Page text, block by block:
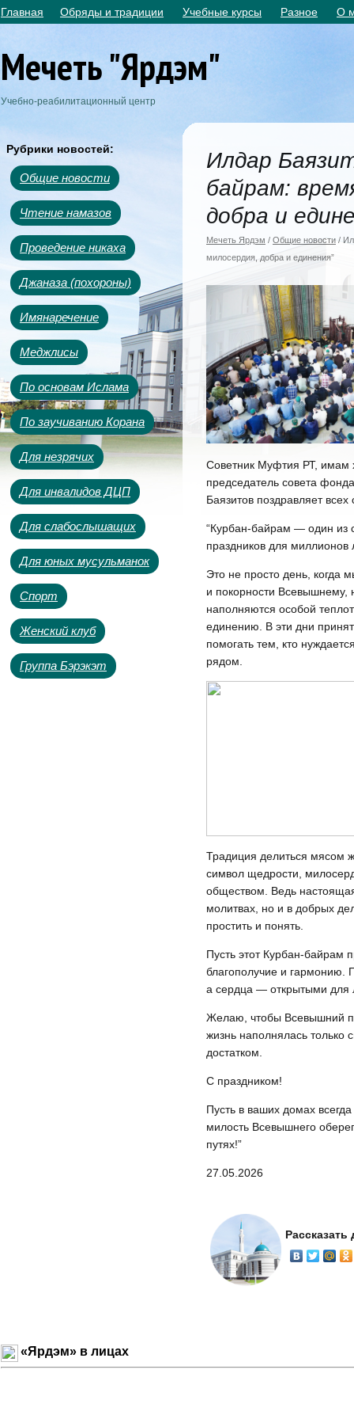
Главная Обряды и традиции Учебные курсы Разное О
Мечеть "Ярдэм"
Учебно-реабилитационный центр
Рубрики новостей:
Общие новости
Чтение намазов
Проведение никаха
Джаназа (похороны)
Имянаречение
Меджлисы
По основам Ислама
По заучиванию Корана
Для незрячих
Для инвалидов ДЦП
Для слабослышащих
Для юных мусульманок
Спорт
Женский клуб
Группа Бэрэкэт
Илдар
байрам:
добра и
Мечеть Ярдэм / Общие новости /
милосердия, добра и единения”
Советник Муфтия РТ, имам
председатель совета
Баязитов поздравляет
“Курбан-байрам — один из
праздников для
Это не просто день, когда
и покорности Всевышнему,
наполняются особой
единению. В эти дни
помогать тем, кто
рядом.
Традиция делиться мясом
символ щедрости,
обществом. Ведь
молитвах, но и в добрых
простить и понять.
Пусть этот Курбан-байрам
благополучие и гармонию.
а сердца — открытыми для
Желаю, чтобы Всевышний
жизнь наполнялась только
достатком.
С праздником!
Пусть в ваших домах
милость Всевышнего
путях!”
27.05.2026
Рассказать
«Ярдэм» в лицах